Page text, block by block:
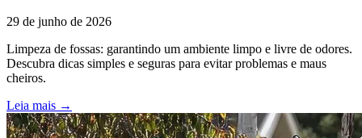
29 de junho de 2026
Limpeza de fossas: garantindo um ambiente limpo e livre de odores.
Descubra dicas simples e seguras para evitar problemas e maus
cheiros.
Leia mais →